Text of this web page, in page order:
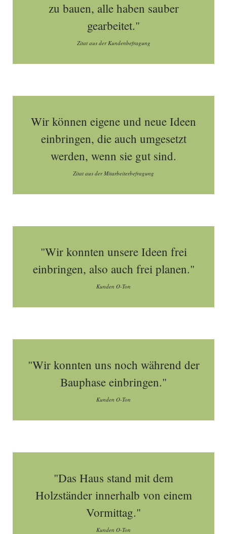
zu bauen, alle haben sauber
gearbeitet."
Zitat aus der Kundenbefragung
Wir können eigene und neue Ideen
einbringen, die auch umgesetzt
werden, wenn sie gut sind.
Zitat aus der Mitarbeiterbefragung
"Wir konnten unsere Ideen frei
einbringen, also auch frei planen."
Kunden O-Ton
"Wir konnten uns noch während der
Bauphase einbringen."
Kunden O-Ton
"Das Haus stand mit dem
Holzständer innerhalb von einem
Vormittag."
Kunden O-Ton